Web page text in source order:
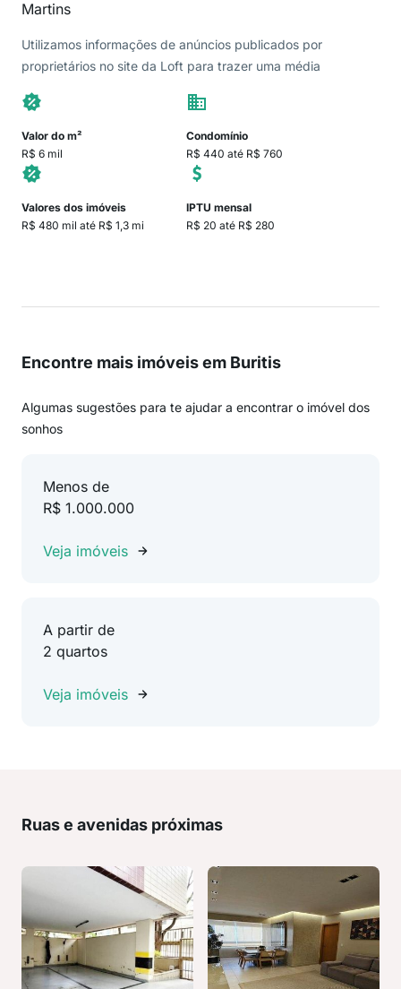
Martins
Utilizamos informações de anúncios publicados por
proprietários no site da Loft para trazer uma média
Valor do m²
R$ 6 mil
Condomínio
R$ 440 até R$ 760
Valores dos imóveis
R$ 480 mil até R$ 1,3 mi
IPTU mensal
R$ 20 até R$ 280
Encontre mais imóveis em Buritis
Algumas sugestões para te ajudar a encontrar o imóvel dos
sonhos
Menos de
R$ 1.000.000
Veja imóveis
A partir de
2 quartos
Veja imóveis
Ruas e avenidas próximas